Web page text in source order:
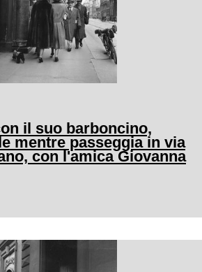
il suo barboncino,
mentre passeggia in via
con l'amica Giovanna